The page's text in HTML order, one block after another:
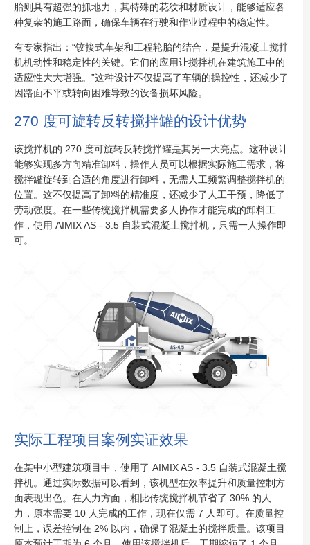
胎则具有超强的抓地力，其特殊的花纹和材质设计，能够适应各
种复杂的施工路面，确保车辆在行驶和作业过程中的稳定性。
有专家指出：“铰接式车架和工程轮胎的结合，是提升混凝土搅拌
机机动性和稳定性的关键。它们的应用让搅拌机在建筑施工中的
适应性大大增强。”这种设计不仅提高了车辆的操控性，还减少了
因路面不平或转向困难导致的设备损坏风险。
270 度可旋转反转搅拌罐的设计优势
该搅拌机的 270 度可旋转反转搅拌罐是其另一大亮点。这种设计
能够实现多方向精准卸料，操作人员可以根据实际施工需求，将
搅拌罐旋转到合适的角度进行卸料，无需人工频繁调整搅拌机的
位置。这不仅提高了卸料的精准度，还减少了人工干预，降低了
劳动强度。在一些传统搅拌机需要多人协作才能完成的卸料工
作，使用 AIMIX AS - 3.5 自装式混凝土搅拌机，只需一人操作即
可。
实际工程项目案例实证效果
在某中小型建筑项目中，使用了 AIMIX AS - 3.5 自装式混凝土搅
拌机。通过实际数据可以看到，该机型在效率提升和质量控制方
面表现出色。在人力方面，相比传统搅拌机节省了 30% 的人
力，原本需要 10 人完成的工作，现在仅需 7 人即可。在质量控
制上，误差控制在 2% 以内，确保了混凝土的搅拌质量。该项目